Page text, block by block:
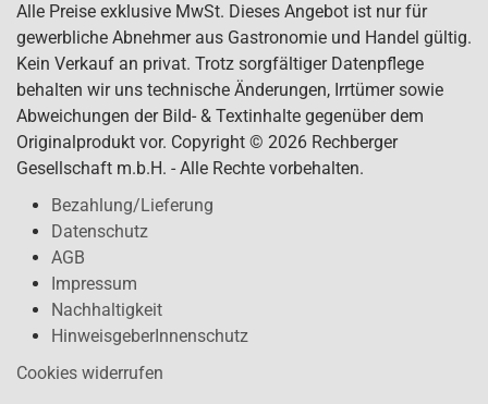
Alle Preise exklusive MwSt. Dieses Angebot ist nur für
gewerbliche Abnehmer aus Gastronomie und Handel gültig.
Kein Verkauf an privat. Trotz sorgfältiger Datenpflege
behalten wir uns technische Änderungen, Irrtümer sowie
Abweichungen der Bild- & Textinhalte gegenüber dem
Originalprodukt vor. Copyright © 2026 Rechberger
Gesellschaft m.b.H. - Alle Rechte vorbehalten.
Bezahlung/Lieferung
Datenschutz
AGB
Impressum
Nachhaltigkeit
HinweisgeberInnenschutz
Cookies widerrufen